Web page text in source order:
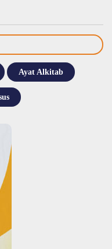
Ayat Alkitab